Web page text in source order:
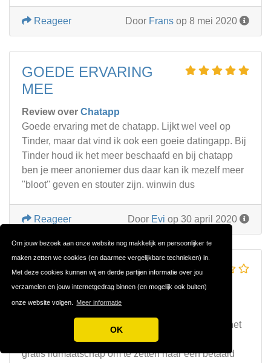
Om jouw bezoek aan onze website nog makkelijk en persoonlijker te
maken zetten we cookies (en daarmee vergelijkbare technieken) in.
Met deze cookies kunnen wij en derde partijen informatie over jou
verzamelen en jouw internetgedrag binnen (en mogelijk ook buiten)
onze website volgen. Meer informatie
OK
Door Frans op 8 mei 2020
Reageer
GOEDE ERVARING
MEE
Review over Chatapp
Goede ervaring met de chatapp. Lijkt wel veel op
Tinder, maar dat vind ik ook een goeie datingapp. Bij
Tinder houd ik het meer beschaafd en bij chatapp
ben je meer anoniemer dus daar kan ik mezelf meer
''bloot'' geven en stouter zijn. winwin dus
Door Evi op 30 april 2020
Reageer
ERVARING MET
PEPPER?
Ik ben momenteel gratis lid bij Pepper en omdat het
zo'n populaire website is twijfel ik erover om mijn
gratis lidmaatschap om te zetten naar een betaald